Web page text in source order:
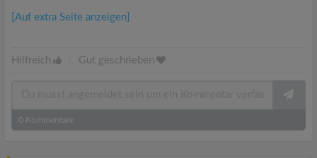
[Auf extra Seite anzeigen]
Hilfreich Gut geschrieben
0 Kommentare